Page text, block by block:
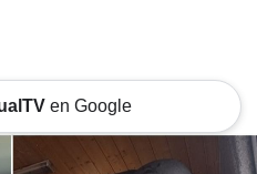
en Google